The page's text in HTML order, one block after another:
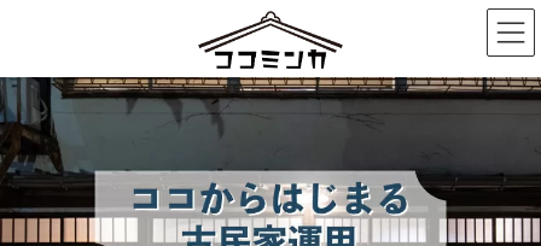
ン
ツ
へ
ス
キ
ッ
ー
シ
ョ
ン
に
移